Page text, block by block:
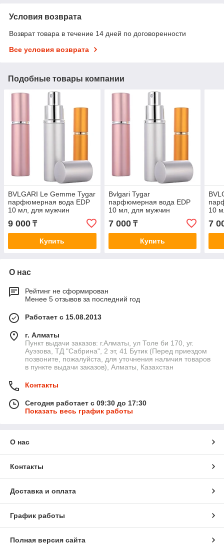
Условия возврата
Возврат товара в течение 14 дней по договоренности
Все условия возврата
Подобные товары компании
BVLGARI Le Gemme Tygar
парфюмерная вода EDP
10 мл, для мужчин
9 000 ₸
Купить
Bvlgari Tygar
парфюмерная вода EDP
10 мл, для мужчин
7 000₸
Купить
10
7
О нас
Рейтинг не сформирован
Менее 5 отзывов за последний год
Работает с 15.08.2013
г. Алматы
Пункт выдачи заказов: г.Алматы, ул Толе би 170, уг.
Ауэзова, ТД "Сабрина", 2 эт, 41 Бутик (Перед приездом
позвоните, пожалуйста, для уточнения наличия товаров
в пункте выдачи заказов), Алматы, Казахстан
Контакты
Сегодня работает с 09:30 до 17:30
Показать весь график работы
О нас
Контакты
Доставка и оплата
График работы
Полная версия сайта